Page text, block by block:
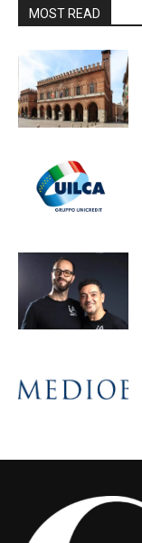
MOST READ